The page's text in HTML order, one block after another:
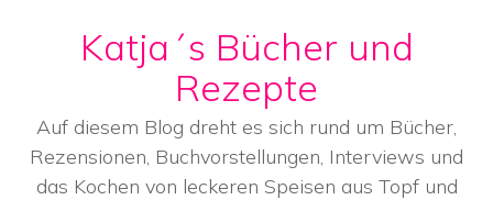
Skip to content
Katja´s Bücher und
Rezepte
Auf diesem Blog dreht es sich rund um Bücher,
Rezensionen, Buchvorstellungen, Interviews und
das Kochen von leckeren Speisen aus Topf und